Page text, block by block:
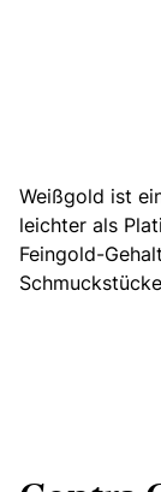
Weißgold ist
leichter als
Feingold-